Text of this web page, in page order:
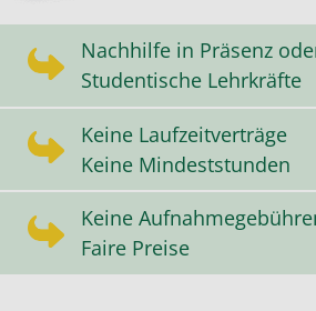
Nachhilfe in Präsenz
Studentische Lehrkräfte
Keine Laufzeitverträge
Keine Mindeststunden
Keine
Faire Preise